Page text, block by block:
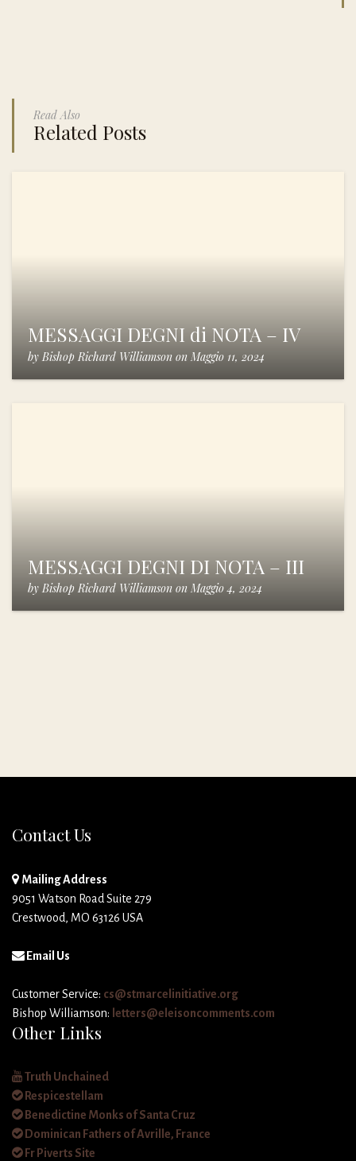
Read Also
Related Posts
MESSAGGI DEGNI di NOTA – IV
by Bishop Richard Williamson on Maggio 11, 2024
MESSAGGI DEGNI DI NOTA – III
by Bishop Richard Williamson on Maggio 4, 2024
Contact Us
Mailing Address
9051 Watson Road Suite 279
Crestwood, MO 63126 USA
Email Us
Customer Service: cs@stmarcelinitiative.org
Bishop Williamson: letters@eleisoncomments.com
Other Links
Truth Unchained
Respicestellam
Benedictine Monks of Santa Cruz
Dominican Fathers of Avrille, France
Fr Piverts Site